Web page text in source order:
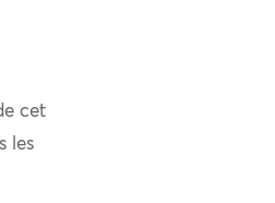
cet
les